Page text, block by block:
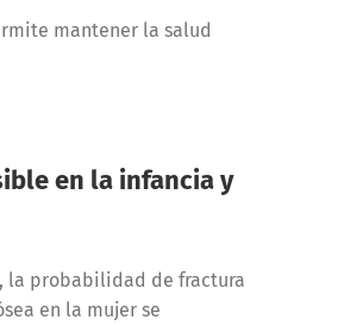
mantener la salud
en la infancia y
la probabilidad de fractura
en la mujer se